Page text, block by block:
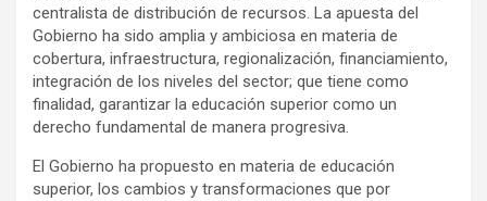
centralista de distribución de recursos. La apuesta del
Gobierno ha sido amplia y ambiciosa en materia de
cobertura, infraestructura, regionalización, financiamiento,
integración de los niveles del sector; que tiene como
finalidad, garantizar la educación superior como un
derecho fundamental de manera progresiva.
El Gobierno ha propuesto en materia de educación
superior, los cambios y transformaciones que por